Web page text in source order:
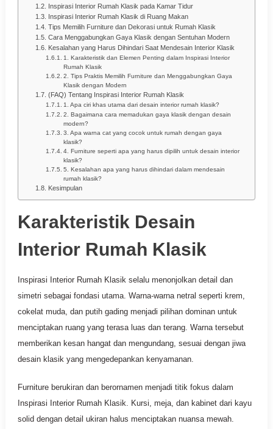
Inspirasi Interior Rumah Klasik pada Kamar Tidur
Inspirasi Interior Rumah Klasik di Ruang Makan
Tips Memilih Furniture dan Dekorasi untuk Rumah Klasik
Cara Menggabungkan Gaya Klasik dengan Sentuhan Modern
Kesalahan yang Harus Dihindari Saat Mendesain Interior Klasik
1. Karakteristik dan Elemen Penting dalam Inspirasi Interior
Rumah Klasik
2. Tips Praktis Memilih Furniture dan Menggabungkan Gaya
Klasik dengan Modern
(FAQ) Tentang Inspirasi Interior Rumah Klasik
1. Apa ciri khas utama dari desain interior rumah klasik?
2. Bagaimana cara memadukan gaya klasik dengan desain
modern?
3. Apa warna cat yang cocok untuk rumah dengan gaya
klasik?
4. Furniture seperti apa yang harus dipilih untuk desain interior
klasik?
5. Kesalahan apa yang harus dihindari dalam mendesain
rumah klasik?
Kesimpulan
Karakteristik Desain
Interior Rumah Klasik
Inspirasi Interior Rumah Klasik selalu menonjolkan detail dan
simetri sebagai fondasi utama. Warna-warna netral seperti krem,
cokelat muda, dan putih gading menjadi pilihan dominan untuk
menciptakan ruang yang terasa luas dan terang. Warna tersebut
memberikan kesan hangat dan mengundang, sesuai dengan jiwa
desain klasik yang mengedepankan kenyamanan.
Furniture berukiran dan berornamen menjadi titik fokus dalam
Inspirasi Interior Rumah Klasik. Kursi, meja, dan kabinet dari kayu
solid dengan detail ukiran halus menciptakan nuansa mewah.